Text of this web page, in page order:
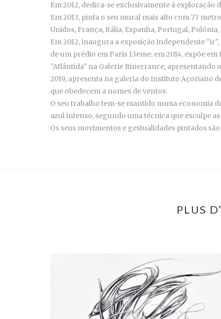
Em 2012, dedica-se exclusivamente à
Em 2013, pinta o seu mural mais alto com 77
Unidos, França, Itália, Espanha, Portugal,
Em 2012, inaugura a exposição independente
de um prédio em Paris 13eme; em 2014, expõe
"Atlântida" na Galerie Itinerrance, apresentando
2019, apresenta na galeria do Instituto Açoriano
que obedecem a nomes de ventos.
O seu trabalho tem-se mantido numa economia
azul intenso, segundo uma técnica que esculpe
Os seus movimentos e gestualidades pintados
PLUS